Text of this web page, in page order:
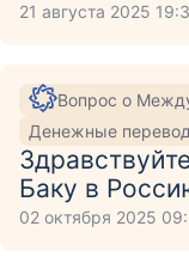
21 августа 2025
Вопрос о
Денежные
Баку в
02 октября 2025